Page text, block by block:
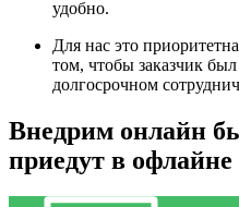
удобно.
Для нас это
том, чтобы заказчик
долгосрочном
Внедрим онлайн
приедут в офлайне